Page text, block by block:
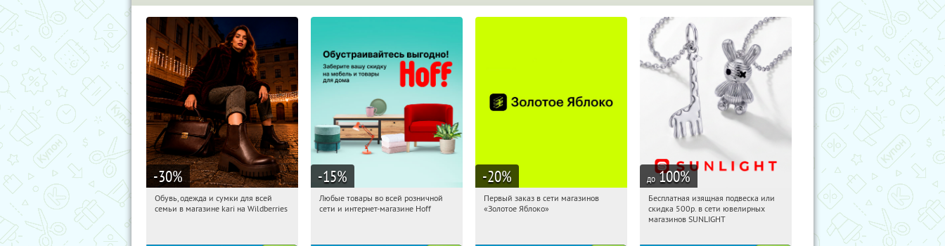
-30%
04:47:18 Получили:
Обувь, одежда и сумки для всей
семьи в магазине kari на Wildberries
-15%
04:47:18 Получили:
Любые товары во всей розничной
сети и интернет-магазине Hoff
-20%
04:47:18
Получи первым!
Первый заказ в сети магазинов
«Золотое Яблоко»
до 100%
04:47:18 Получили:
Россия
Бесплатная изящная подвеска или
скидка 500р. в сети ювелирных
магазинов SUNLIGHT